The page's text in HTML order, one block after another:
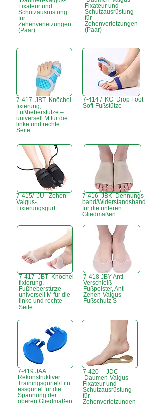
Fixateur und
Schutzausrüstung
für
Zehenverletzungen
(Paar)
Fixateur und
Schutzausrüstung
für
Zehenverletzungen
(Paar)
7-417 JBT Knöchel
fixierung,
Fußheberstütze –
universell M für die
linke und rechte
Seite
7-414 / KC Drop Foot
Soft-Fußstütze
7-415/ JU Zehen-
Valgus-
Fixierungsgurt
7-416 JBK Dehnungs
band/Widerstandsband
für die unteren
Gliedmaßen
7-417 JBT Knöchel
fixierung,
Fußheberstütze –
universell M für die
linke und rechte
Seite
7-418 JBY Anti-
Verschleiß-
Fußpolster, Anti-
Zehen-Valgus-
Fußschutz S
7-419 JAA
Rekonstruktiver
Trainingsgürtel/Fitn
essgürtel für die
Spannung der
oberen Gliedmaßen
7-420 JDC
Daumen-Valgus-
Fixateur und
Schutzausrüstung
für
Zehenverletzungen